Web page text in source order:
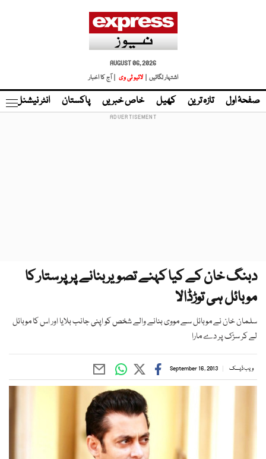
AUGUST 06, 2026
اشتہار لگائیں |
لائیو ٹی وی | آج کا اخبار
صفحۂ اول تازہ ترین کھیل خاص خبریں پاکستان انٹر نیشنل
دبنگ خان کے کیا کہنے تصویربنانے پر پرستار کا
موبائل ہی توڑڈالا
سلمان خان نے موبائل سے مووی بنانے والے شخص کو اپنی جانب بلایا اور اس کا موبائل
لے کر سڑک پر دے مارا
ویب ڈیسک September 16, 2013